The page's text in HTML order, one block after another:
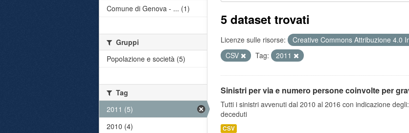
5 dataset trovati
Licenze sulle risorse: Creative Commons Attribuzione 4.0
CSV
Tag: 2011
Sinistri per via e numero persone coinvolte per
Tutti i sinistri avvenuti dal 2010 al 2016 con indicazione
deceduti
CSV
Comune di Genova - ... (1)
Gruppi
Popolazione e società (5)
Tag
2011 (5)
2010 (4)